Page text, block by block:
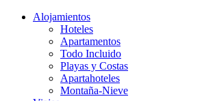
Alojamientos
Hoteles
Apartamentos
Todo Incluido
Playas y Costas
Apartahoteles
Montaña-Nieve